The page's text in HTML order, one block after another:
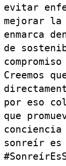
evitar
mejorar la
enmarca
de
Creemos
por eso
que
conciencia
sonreír es